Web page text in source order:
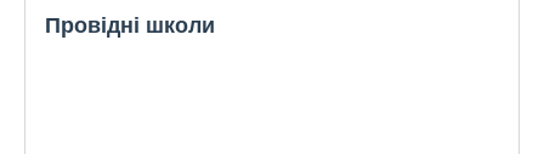
Провідні школи